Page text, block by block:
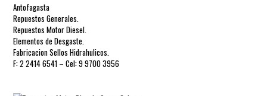
Antofagasta
Repuestos Generales.
Repuestos Motor Diesel.
Elementos de Desgaste.
Fabricacion Sellos Hidrahulicos.
F: 2 2414 6541 – Cel: 9 9700 3956